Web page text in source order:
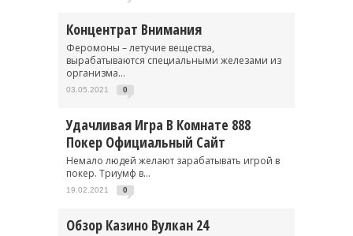
Концентрат Внимания
Феромоны – летучие вещества,
вырабатываются специальными железами из
организма...
03.05.2021 0
Удачливая Игра В Комнате 888
Покер Официальный Сайт
Немало людей желают зарабатывать игрой в
покер. Триумф в...
19.02.2021 0
Обзор Казино Вулкан 24